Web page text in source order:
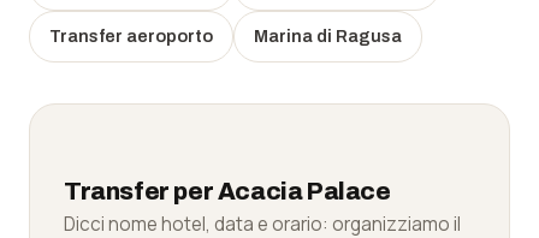
Transfer aeroporto Marina di Ragusa
Transfer per Acacia Palace
Dicci nome hotel, data e orario: organizziamo il